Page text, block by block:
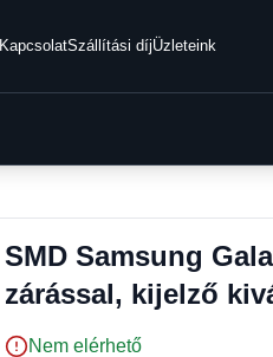
KapcsolatSzállítási díjÜzleteink
SMD Samsung
zárással, kijelző
Nem elérhető